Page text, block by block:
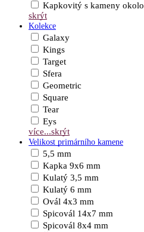
Kapkovitý s kameny okolo
skrýt
Kolekce
Galaxy
Kings
Target
Sfera
Geometric
Square
Tear
Eys
více...skrýt
Velikost primárního kamene
5,5 mm
Kapka 9x6 mm
Kulatý 3,5 mm
Kulatý 6 mm
Ovál 4x3 mm
Spicovál 14x7 mm
Spicovál 8x4 mm